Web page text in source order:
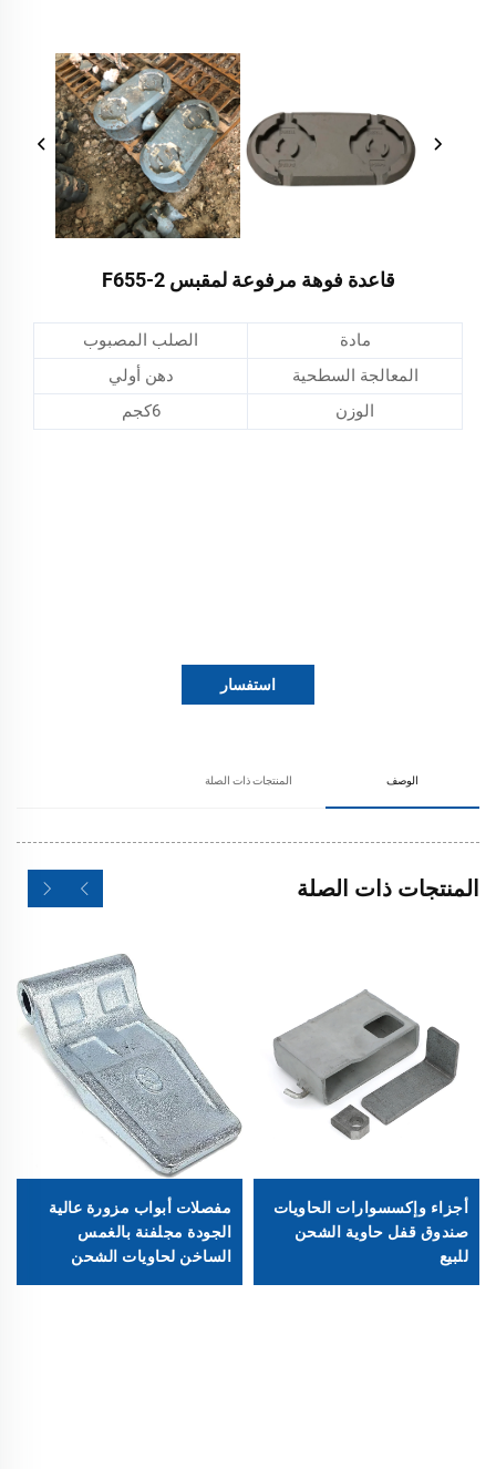
قاعدة فوهة مرفوعة لمقبس F655-2
مادة
الصلب المصبوب
المعالجة السطحية
دهن أولي
الوزن
6كجم
استفسار
الوصف المنتجات ذات الصلة
المنتجات ذات الصلة
أجزاء وإكسسوارات الحاويات
صندوق قفل حاوية الشحن
للبيع
مفصلات أبواب مزورة عالية
الجودة مجلفنة بالغمس
الساخن لحاويات الشحن